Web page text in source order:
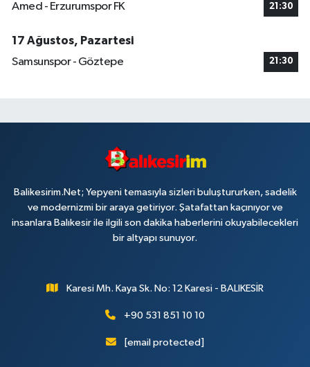
Amed - Erzurumspor FK 21:30
17 Ağustos, Pazartesi
Samsunspor - Göztepe
21:30
Balikesirim.Net; Yepyeni temasıyla sizleri buluştururken, sadelik
ve modernizmi bir araya getiriyor. Şatafattan kaçınıyor ve
insanlara Balıkesir ile ilgili son dakika haberlerini okuyabilecekleri
bir altyapı sunuyor.
Karesi Mh. Kaya Sk. No: 12 Karesi - BALIKESİR
+90 531 851 10 10
[email protected]